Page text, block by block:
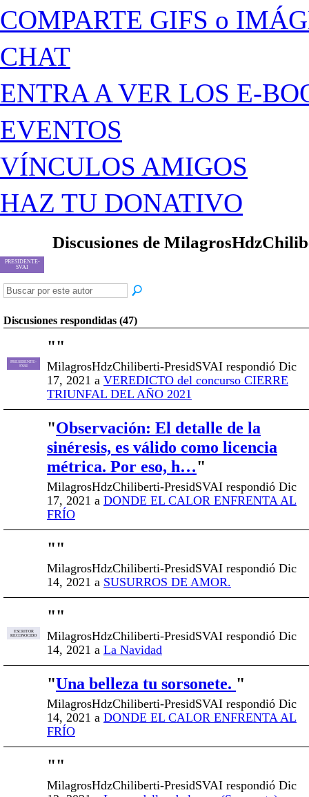
COMPARTE GIFS o
CHAT
ENTRA A VER LOS E-
EVENTOS
VÍNCULOS AMIGOS
HAZ TU DONATIVO
PRESIDENTE-
SVAI
Discusiones de
Discusiones respondidas (47)
PRESIDENTE-
SVAI
""
MilagrosHdzChiliberti-PresidSVAI respondió Dic
17, 2021 a VEREDICTO del concurso CIERRE
TRIUNFAL DEL AÑO 2021
"Observación: El detalle de la
sinéresis, es válido como licencia
métrica. Por eso, h…"
MilagrosHdzChiliberti-PresidSVAI respondió Dic
17, 2021 a DONDE EL CALOR ENFRENTA AL
FRÍO
""
MilagrosHdzChiliberti-PresidSVAI respondió Dic
14, 2021 a SUSURROS DE AMOR.
ESCRITOR
RECONOCIDO
""
MilagrosHdzChiliberti-PresidSVAI respondió Dic
14, 2021 a La Navidad
"Una belleza tu sorsonete. "
MilagrosHdzChiliberti-PresidSVAI respondió Dic
14, 2021 a DONDE EL CALOR ENFRENTA AL
FRÍO
""
MilagrosHdzChiliberti-PresidSVAI respondió Dic